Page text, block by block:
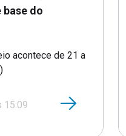
do
acontece de 21 a
15:09